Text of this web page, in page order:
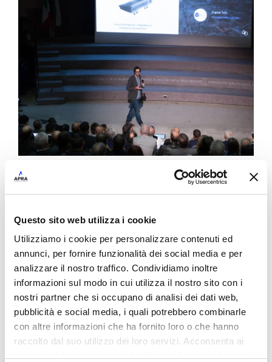
Questo sito web utilizza i cookie
Utilizziamo i cookie per personalizzare contenuti ed
annunci, per fornire funzionalità dei social media e per
analizzare il nostro traffico. Condividiamo inoltre
informazioni sul modo in cui utilizza il nostro sito con i
nostri partner che si occupano di analisi dei dati web,
pubblicità e social media, i quali potrebbero combinarle
con altre informazioni che ha fornito loro o che hanno
raccolto dal suo utilizzo dei loro servizi. Acconsenta ai